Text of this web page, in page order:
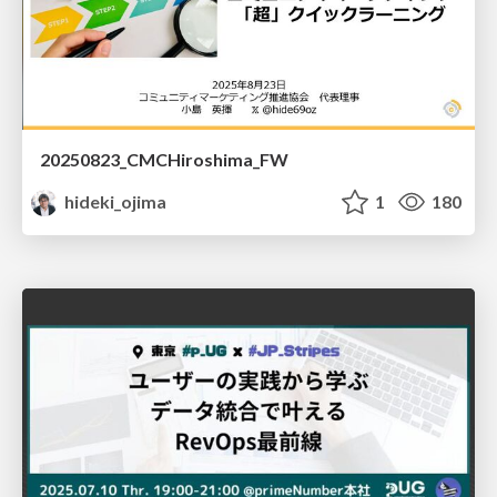
20250823_CMCHiroshima_FW
hideki_ojima
1 180